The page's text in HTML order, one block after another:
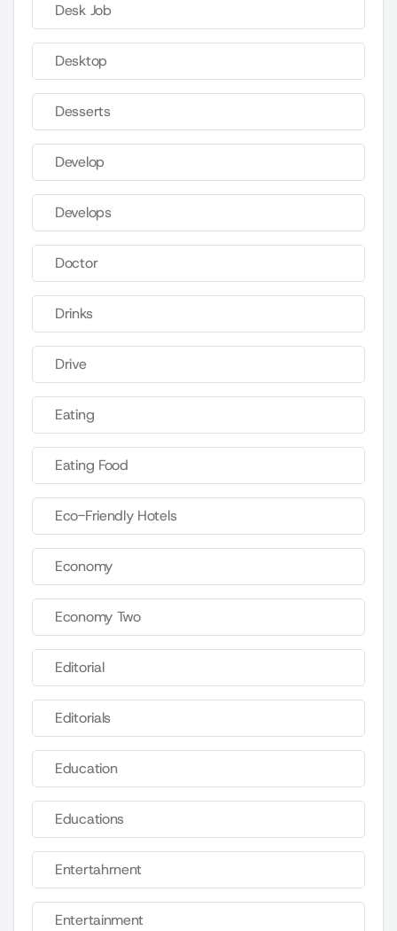
Desk Job
Desktop
Desserts
Develop
Develops
Doctor
Drinks
Drive
Eating
Eating Food
Eco-Friendly Hotels
Economy
Economy Two
Editorial
Editorials
Education
Educations
Entertahrnent
Entertainment